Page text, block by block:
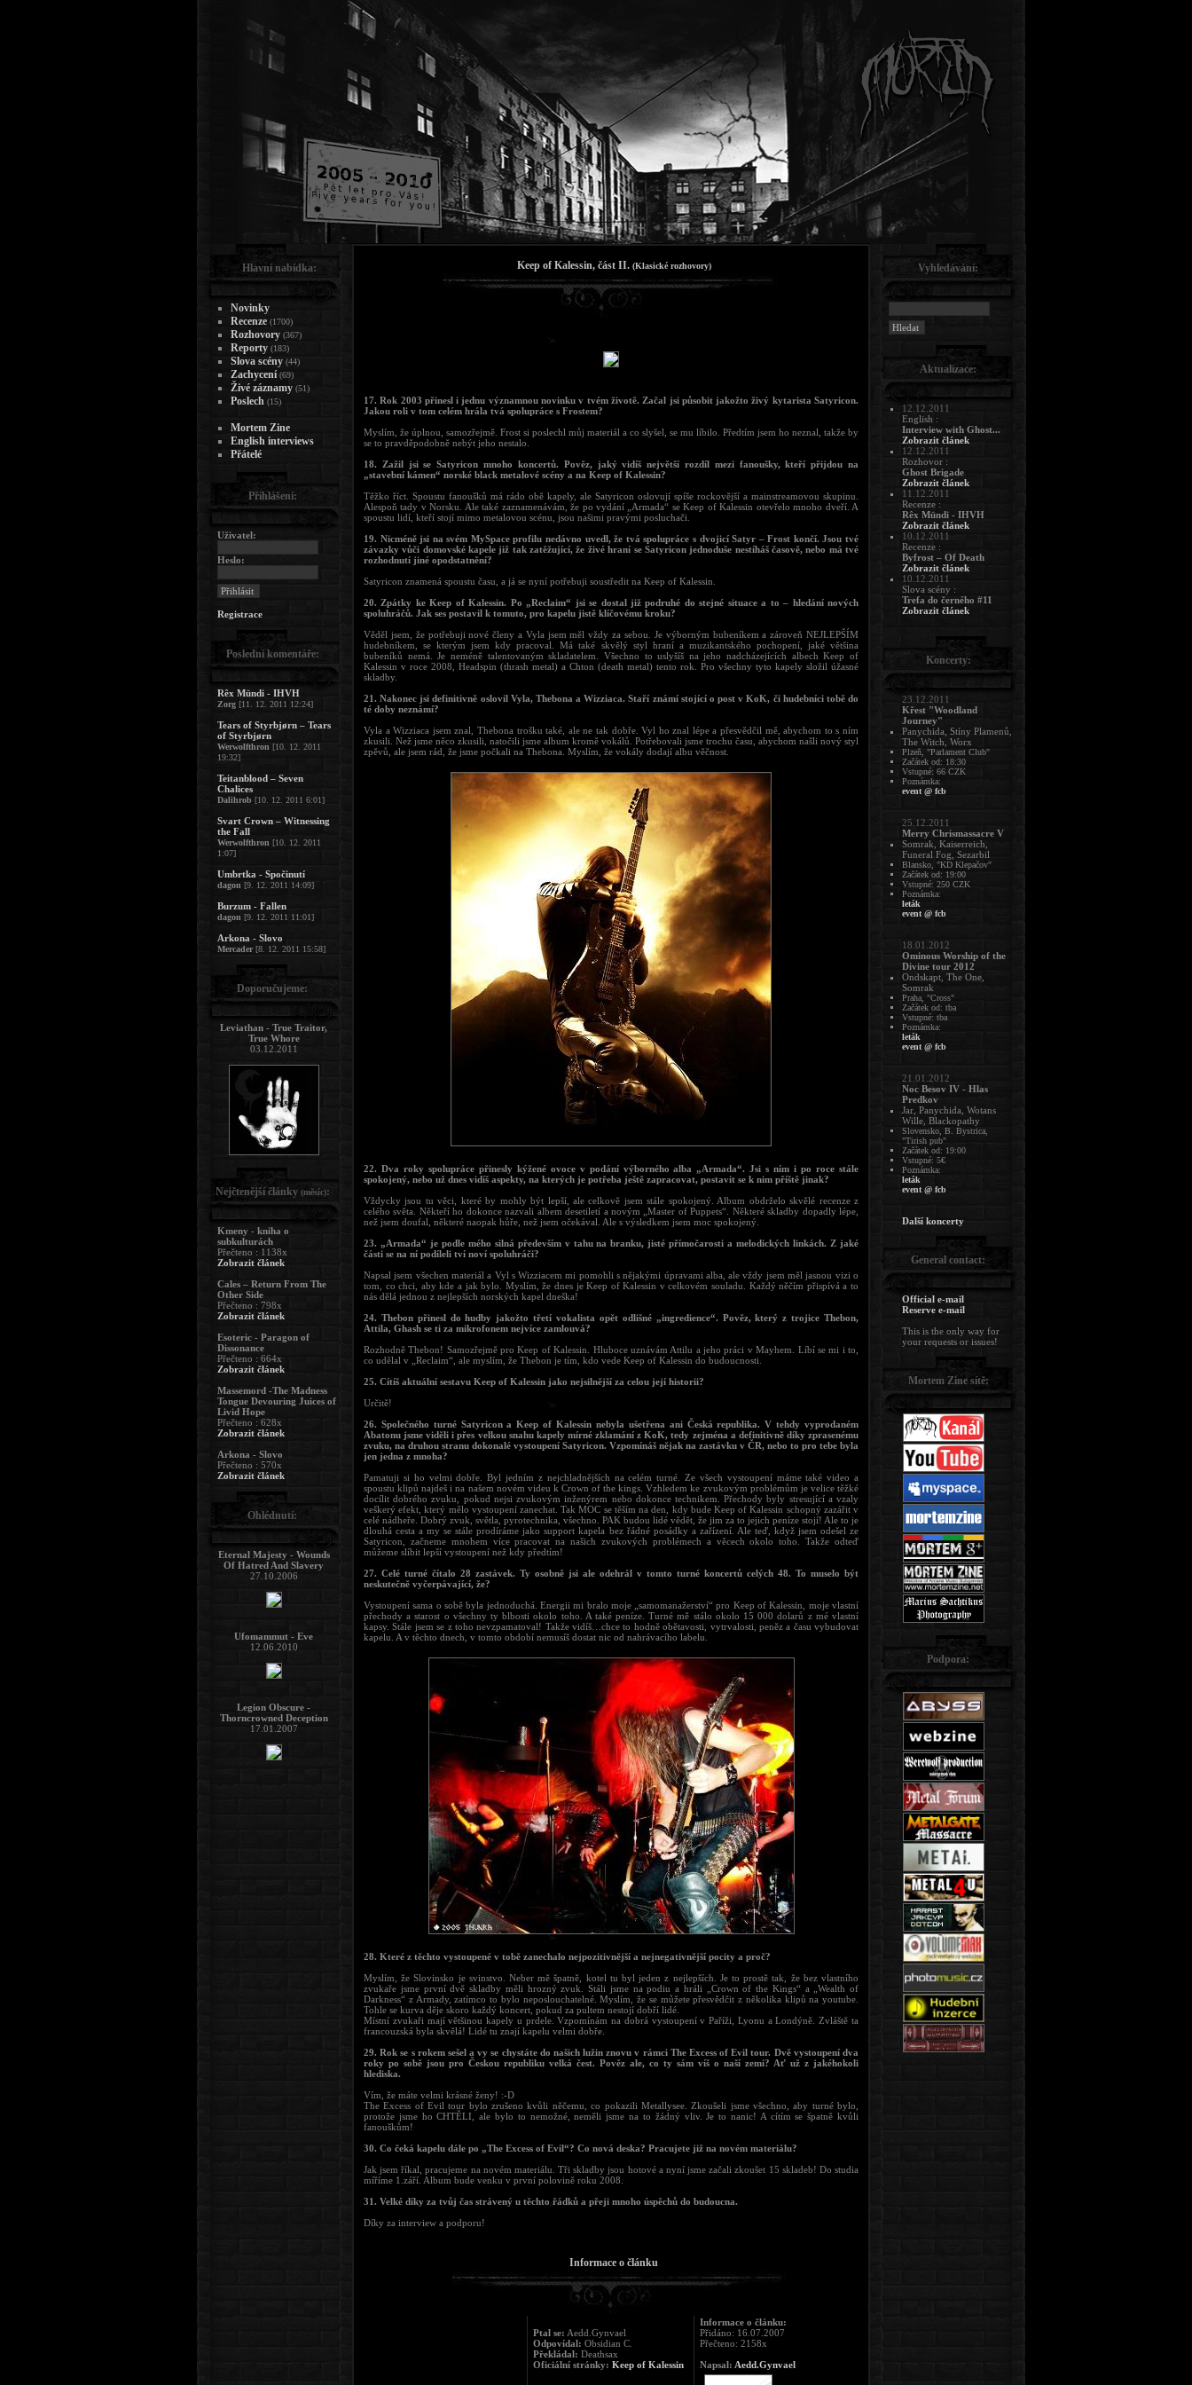
Keep of Kalessin, část II. (Klasické rozhovory)
17. Rok 2003 přinesl i jednu významnou novinku v tvém životě. Začal jsi působit jakožto živý kytarista Satyricon.
Jakou roli v tom celém hrála tvá spolupráce s Frostem?
Myslím, že úplnou, samozřejmě. Frost si poslechl můj materiál a co slyšel, se mu líbilo. Předtím jsem ho neznal, takže by
se to pravděpodobně nebýt jeho nestalo.
18. Zažil jsi se Satyricon mnoho koncertů. Pověz, jaký vidíš největší rozdíl mezi fanoušky, kteří přijdou na
„stavební kámen“ norské black metalové scény a na Keep of Kalessin?
Těžko říct. Spoustu fanoušků má rádo obě kapely, ale Satyricon oslovují spíše rockovější a mainstreamovou skupinu.
Alespoň tady v Norsku. Ale také zaznamenávám, že po vydání „Armada“ se Keep of Kalessin otevřelo mnoho dveří. A
spoustu lidí, kteří stojí mimo metalovou scénu, jsou našimi pravými posluchači.
19. Nicméně jsi na svém MySpace profilu nedávno uvedl, že tvá spolupráce s dvojicí Satyr – Frost končí. Jsou tvé
závazky vůči domovské kapele již tak zatěžující, že živé hraní se Satyricon jednoduše nestíháš časově, nebo má tvé
rozhodnutí jiné opodstatnění?
Satyricon znamená spoustu času, a já se nyní potřebuji soustředit na Keep of Kalessin.
20. Zpátky ke Keep of Kalessin. Po „Reclaim“ jsi se dostal již podruhé do stejné situace a to – hledání nových
spoluhráčů. Jak ses postavil k tomuto, pro kapelu jistě klíčovému kroku?
Věděl jsem, že potřebuji nové členy a Vyla jsem měl vždy za sebou. Je výborným bubeníkem a zároveň NEJLEPŠÍM
hudebníkem, se kterým jsem kdy pracoval. Má také skvělý styl hraní a muzikantského pochopení, jaké většina
bubeníků nemá. Je neméně talentovaným skladatelem. Všechno to uslyšíš na jeho nadcházejících albech Keep of
Kalessin v roce 2008, Headspin (thrash metal) a Chton (death metal) tento rok. Pro všechny tyto kapely složil úžasné
skladby.
21. Nakonec jsi definitivně oslovil Vyla, Thebona a Wizziaca. Staří známí stojící o post v KoK, či hudebníci tobě do
té doby neznámí?
Vyla a Wizziaca jsem znal, Thebona trošku také, ale ne tak dobře. Vyl ho znal lépe a přesvědčil mě, abychom to s ním
zkusili. Než jsme něco zkusili, natočili jsme album kromě vokálů. Potřebovali jsme trochu času, abychom našli nový styl
zpěvů, ale jsem rád, že jsme počkali na Thebona. Myslím, že vokály dodají albu věčnost.
22. Dva roky spolupráce přinesly kýžené ovoce v podání výborného alba „Armada“. Jsi s ním i po roce stále
spokojený, nebo už dnes vidíš aspekty, na kterých je potřeba ještě zapracovat, postavit se k nim příště jinak?
Vždycky jsou tu věci, které by mohly být lepší, ale celkově jsem stále spokojený. Album obdrželo skvělé recenze z
celého světa. Někteří ho dokonce nazvali albem desetiletí a novým „Master of Puppets“. Některé skladby dopadly lépe,
než jsem doufal, některé naopak hůře, než jsem očekával. Ale s výsledkem jsem moc spokojený.
23. „Armada“ je podle mého silná především v tahu na branku, jisté přímočarosti a melodických linkách. Z jaké
části se na ní podíleli tví noví spoluhráči?
Napsal jsem všechen materiál a Vyl s Wizziacem mi pomohli s nějakými úpravami alba, ale vždy jsem měl jasnou vizi o
tom, co chci, aby kde a jak bylo. Myslím, že dnes je Keep of Kalessin v celkovém souladu. Každý něčím přispívá a to
nás dělá jednou z nejlepších norských kapel dneška!
24. Thebon přinesl do hudby jakožto třetí vokalista opět odlišné „ingredience“. Pověz, který z trojice Thebon,
Attila, Ghash se ti za mikrofonem nejvíce zamlouvá?
Rozhodně Thebon! Samozřejmě pro Keep of Kalessin. Hluboce uznávám Attilu a jeho práci v Mayhem. Líbí se mi i to,
co udělal v „Reclaim“, ale myslím, že Thebon je tím, kdo vede Keep of Kalessin do budoucnosti.
25. Cítíš aktuální sestavu Keep of Kalessin jako nejsilnější za celou její historii?
Určitě!
26. Společného turné Satyricon a Keep of Kalessin nebyla ušetřena ani Česká republika. V tehdy vyprodaném
Abatonu jsme viděli i přes velkou snahu kapely mírné zklamání z KoK, tedy zejména a definitivně díky zprasenému
zvuku, na druhou stranu dokonalé vystoupení Satyricon. Vzpomínáš nějak na zastávku v ČR, nebo to pro tebe byla
jen jedna z mnoha?
Pamatuji si ho velmi dobře. Byl jedním z nejchladnějších na celém turné. Ze všech vystoupení máme také video a
spoustu klipů najdeš i na našem novém videu k Crown of the kings. Vzhledem ke zvukovým problémům je velice těžké
docílit dobrého zvuku, pokud nejsi zvukovým inženýrem nebo dokonce technikem. Přechody byly stresující a vzaly
veškerý efekt, který mělo vystoupení zanechat. Tak MOC se těším na den, kdy bude Keep of Kalessin schopný zazářit v
celé nádheře. Dobrý zvuk, světla, pyrotechnika, všechno. PAK budou lidé vědět, že jim za to jejich peníze stojí! Ale to je
dlouhá cesta a my se stále prodíráme jako support kapela bez řádné posádky a zařízení. Ale teď, když jsem odešel ze
Satyricon, začneme mnohem více pracovat na našich zvukových problémech a věcech okolo toho. Takže odteď
můžeme slíbit lepší vystoupení než kdy předtím!
27. Celé turné čítalo 28 zastávek. Ty osobně jsi ale odehrál v tomto turné koncertů celých 48. To muselo být
neskutečně vyčerpávající, že?
Vystoupení sama o sobě byla jednoduchá. Energii mi bralo moje „samomanažerství“ pro Keep of Kalessin, moje vlastní
přechody a starost o všechny ty blbosti okolo toho. A také peníze. Turné mě stálo okolo 15 000 dolarů z mé vlastní
kapsy. Stále jsem se z toho nevzpamatoval! Takže vidíš…chce to hodně obětavosti, vytrvalosti, peněz a času vybudovat
kapelu. A v těchto dnech, v tomto období nemusíš dostat nic od nahrávacího labelu.
28. Které z těchto vystoupené v tobě zanechalo nejpozitivnější a nejnegativnější pocity a proč?
Myslím, že Slovinsko je svinstvo. Neber mě špatně, kotel tu byl jeden z nejlepších. Je to prostě tak, že bez vlastního
zvukaře jsme první dvě skladby měli hrozný zvuk. Stáli jsme na podiu a hráli „Crown of the Kings“ a „Wealth of
Darkness“ z Armady, zatímco to bylo neposlouchatelné. Myslím, že se můžete přesvědčit z několika klipů na youtube.
Tohle se kurva děje skoro každý koncert, pokud za pultem nestojí dobří lidé.
Místní zvukaři mají většinou kapely u prdele. Vzpomínám na dobrá vystoupení v Paříži, Lyonu a Londýně. Zvláště ta
francouzská byla skvělá! Lidé tu znají kapelu velmi dobře.
29. Rok se s rokem sešel a vy se chystáte do našich lužin znovu v rámci The Excess of Evil tour. Dvě vystoupení dva
roky po sobě jsou pro Českou republiku velká čest. Pověz ale, co ty sám víš o naší zemi? Ať už z jakéhokoli
hlediska.
Vím, že máte velmi krásné ženy! :-D
The Excess of Evil tour bylo zrušeno kvůli něčemu, co pokazili Metallysee. Zkoušeli jsme všechno, aby turné bylo,
protože jsme ho CHTĚLI, ale bylo to nemožné, neměli jsme na to žádný vliv. Je to nanic! A cítím se špatně kvůli
fanouškům!
30. Co čeká kapelu dále po „The Excess of Evil“? Co nová deska? Pracujete již na novém materiálu?
Jak jsem říkal, pracujeme na novém materiálu. Tři skladby jsou hotové a nyní jsme začali zkoušet 15 skladeb! Do studia
míříme 1.září. Album bude venku v první polovině roku 2008.
31. Velké díky za tvůj čas strávený u těchto řádků a přeji mnoho úspěchů do budoucna.
Díky za interview a podporu!
Informace o článku
Ptal se: Aedd.Gynvael
Odpovídal: Obsidian C.
Překládal: Deathsax
Oficiální stránky: Keep of Kalessin
Informace o článku:
Přidáno: 16.07.2007
Přečteno: 2158x
Napsal: Aedd.Gynvael
Hlavní nabídka:
Novinky
Recenze (1700)
Rozhovory (367)
Reporty (183)
Slova scény (44)
Zachycení (69)
Živé záznamy (51)
Poslech (15)
Mortem Zine
English interviews
Přátelé
Přihlášení:
Uživatel:
Heslo:
Registrace
Poslední komentáře:
Rêx Mündi - IHVH
Zorg [11. 12. 2011 12:24]
Tears of Styrbjørn – Tears
of Styrbjørn
Werwolfthron [10. 12. 2011
19:32]
Teitanblood – Seven
Chalices
Dalihrob [10. 12. 2011 6:01]
Svart Crown – Witnessing
the Fall
Werwolfthron [10. 12. 2011
1:07]
Umbrtka - Spočinutí
dagon [9. 12. 2011 14:09]
Burzum - Fallen
dagon [9. 12. 2011 11:01]
Arkona - Slovo
Mercader[8. 12. 2011 15:58]
Doporučujeme:
Leviathan - True Traitor,
True Whore
03.12.2011
Nejčtenější články (měsíc):
Kmeny - kniha o
subkulturách
Přečteno : 1138x
Zobrazit článek
Cales – Return From The
Other Side
Přečteno : 798x
Zobrazit článek
Esoteric - Paragon of
Dissonance
Přečteno : 664x
Zobrazit článek
Massemord -The Madness
Tongue Devouring Juices of
Livid Hope
Přečteno : 628x
Zobrazit článek
Arkona - Slovo
Přečteno : 570x
Zobrazit článek
Ohlédnutí:
Eternal Majesty - Wounds
Of Hatred And Slavery
27.10.2006
Ufomammut - Eve
12.06.2010
Legion Obscure -
Thorncrowned Deception
17.01.2007
Vyhledávání:
Aktualizace:
12.12.2011
English :
Interview with Ghost...
Zobrazit článek
12.12.2011
Rozhovor :
Ghost Brigade
Zobrazit článek
11.12.2011
Recenze :
Rêx Mündi - IHVH
Zobrazit článek
10.12.2011
Recenze :
Byfrost – Of Death
Zobrazit článek
10.12.2011
Slova scény :
Trefa do černého #11
Zobrazit článek
Koncerty:
23.12.2011
Křest "Woodland
Journey"
Panychida, Stíny Plamenů,
The Witch, Worx
Plzeň, "Parlament Club"
Začátek od: 18:30
Vstupné: 66 CZK
Poznámka:
event @ fcb
25.12.2011
Merry Chrismassacre V
Somrak, Kaiserreich,
Funeral Fog, Sezarbil
Blansko, "KD Klepačov"
Začátek od: 19:00
Vstupné: 250 CZK
Poznámka:
leták
event @ fcb
18.01.2012
Ominous Worship of the
Divine tour 2012
Ondskapt, The One,
Somrak
Praha, "Cross"
Začátek od: tba
Vstupné: tba
Poznámka:
leták
event @ fcb
21.01.2012
Noc Besov IV - Hlas
Predkov
Jar, Panychida, Wotans
Wille, Blackopathy
Slovensko, B. Bystrica,
"Tirish pub"
Začátek od: 19:00
Vstupné: 5€
Poznámka:
leták
event @ fcb
Další koncerty
General contact:
Official e-mail
Reserve e-mail
This is the only way for
your requests or issues!
Mortem Zine sítě:
Podpora: